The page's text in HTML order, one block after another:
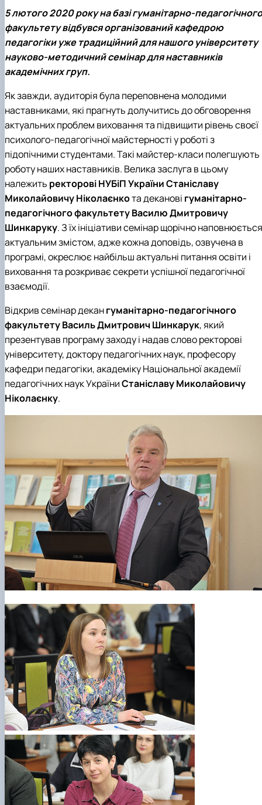
5 лютого 2020 року на базі гуманітарно-педагогічного
факультету відбувся організований кафедрою
педагогіки уже традиційний для нашого університету
науково-методичний семінар для наставників
академічних груп.
Як завжди, аудиторія була переповнена молодими
наставниками, які прагнуть долучитись до обговорення
актуальних проблем виховання та підвищити рівень своєї
психолого-педагогічної майстерності у роботі з
підопічними студентами. Такі майстер-класи полегшують
роботу наших наставників. Велика заслуга в цьому
належить ректоровіНУБіП УкраїниСтаніславу
Миколайовичу Ніколаєнкота деканові гуманітарно-
педагогічного факультетуВасилю Дмитровичу
Шинкаруку. З їх ініціативи семінар щорічно наповнюється
актуальним змістом, адже кожна доповідь, озвучена в
програмі, окреслює найбільш актуальні питання освіти і
виховання та розкриває секрети успішної педагогічної
взаємодії.
Відкрив семінар декангуманітарно-педагогічного
факультетуВасиль Дмитрович Шинкарук, який
презентував програму заходу і надав слово ректорові
університету, доктору педагогічних наук, професору
кафедри педагогіки, академіку Національної академії
педагогічних наук УкраїниСтаніславу Миколайовичу
Ніколаєнку.